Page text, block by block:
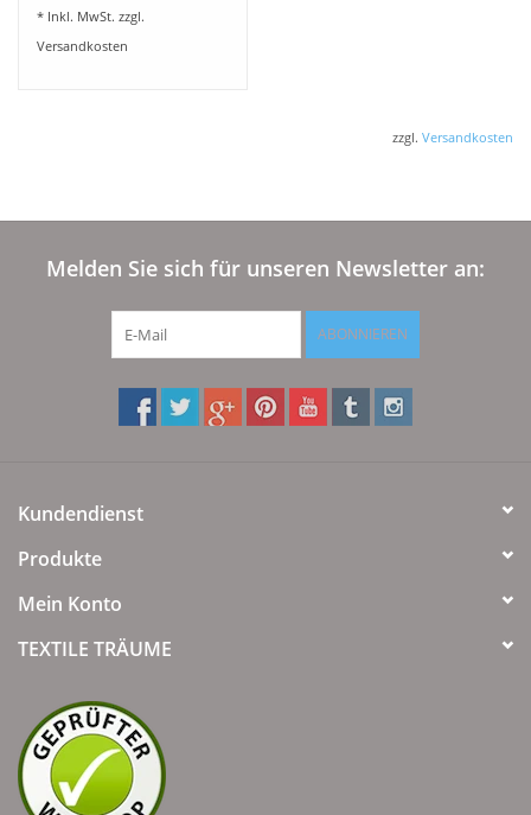
* Inkl. MwSt. zzgl.
Versandkosten
zzgl. Versandkosten
Melden Sie sich für unseren Newsletter an:
ABONNIEREN
Kundendienst
Produkte
Mein Konto
TEXTILE TRÄUME